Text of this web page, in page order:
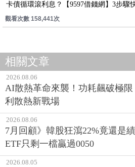
卡債循環滾利息？【9597借錢網】3步驟
觀看次數 158,441次
相關文章
2026.08.06
AI散熱革命來襲！功耗飆破極
利散熱新戰場
2026.08.06
7月回顧》韓股狂瀉22%竟還是
ETF只剩一檔贏過0050
2026.08.05